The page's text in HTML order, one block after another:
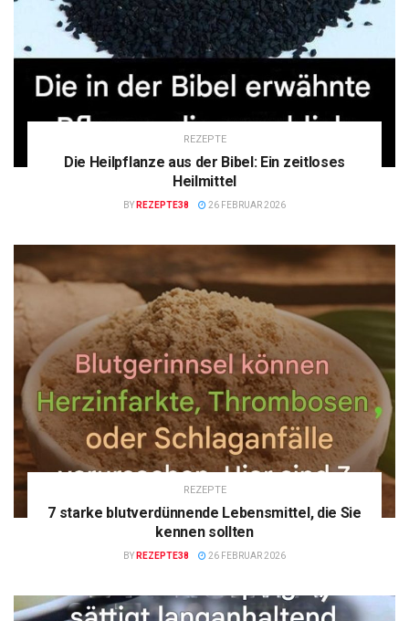
REZEPTE
Die Heilpflanze aus der Bibel: Ein zeitloses
Heilmittel
BY REZEPTE38 26 FEBRUAR 2026
REZEPTE
7 starke blutverdünnende Lebensmittel, die Sie
kennen sollten
BY REZEPTE38 26 FEBRUAR 2026